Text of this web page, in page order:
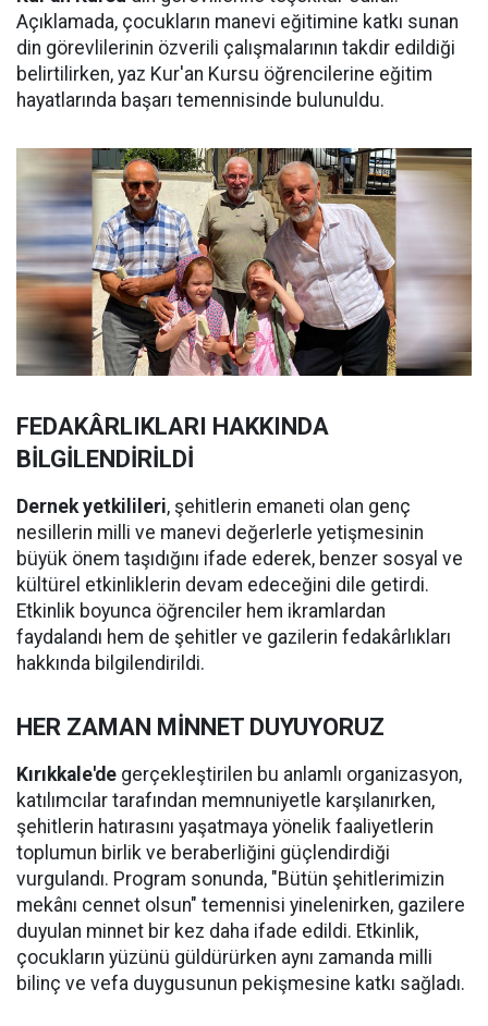
Açıklamada, çocukların manevi eğitimine katkı sunan
din görevlilerinin özverili çalışmalarının takdir edildiği
belirtilirken, yaz Kur'an Kursu öğrencilerine eğitim
hayatlarında başarı temennisinde bulunuldu.
FEDAKÂRLIKLARI HAKKINDA
BİLGİLENDİRİLDİ
Dernek yetkilileri, şehitlerin emaneti olan genç
nesillerin milli ve manevi değerlerle yetişmesinin
büyük önem taşıdığını ifade ederek, benzer sosyal ve
kültürel etkinliklerin devam edeceğini dile getirdi.
Etkinlik boyunca öğrenciler hem ikramlardan
faydalandı hem de şehitler ve gazilerin fedakârlıkları
hakkında bilgilendirildi.
HER ZAMAN MİNNET DUYUYORUZ
Kırıkkale'de gerçekleştirilen bu anlamlı organizasyon,
katılımcılar tarafından memnuniyetle karşılanırken,
şehitlerin hatırasını yaşatmaya yönelik faaliyetlerin
toplumun birlik ve beraberliğini güçlendirdiği
vurgulandı. Program sonunda, "Bütün şehitlerimizin
mekânı cennet olsun" temennisi yinelenirken, gazilere
duyulan minnet bir kez daha ifade edildi. Etkinlik,
çocukların yüzünü güldürürken aynı zamanda milli
bilinç ve vefa duygusunun pekişmesine katkı sağladı.